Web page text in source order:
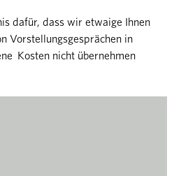
dafür, dass wir etwaige Ihnen
Vorstellungsgesprächen in
Kosten nicht übernehmen